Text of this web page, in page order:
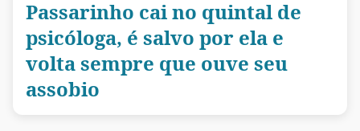
Passarinho cai no quintal de
psicóloga, é salvo por ela e
volta sempre que ouve seu
assobio